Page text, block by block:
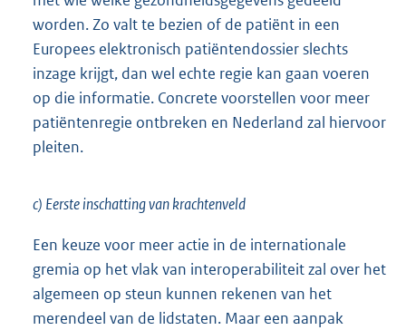
worden. Zo valt te bezien of de patiënt in een
Europees elektronisch patiëntendossier slechts
inzage krijgt, dan wel echte regie kan gaan voeren
op die informatie. Concrete voorstellen voor meer
patiëntenregie ontbreken en Nederland zal hiervoor
pleiten.
c) Eerste inschatting van krachtenveld
Een keuze voor meer actie in de internationale
gremia op het vlak van interoperabiliteit zal over het
algemeen op steun kunnen rekenen van het
merendeel van de lidstaten. Maar een aanpak